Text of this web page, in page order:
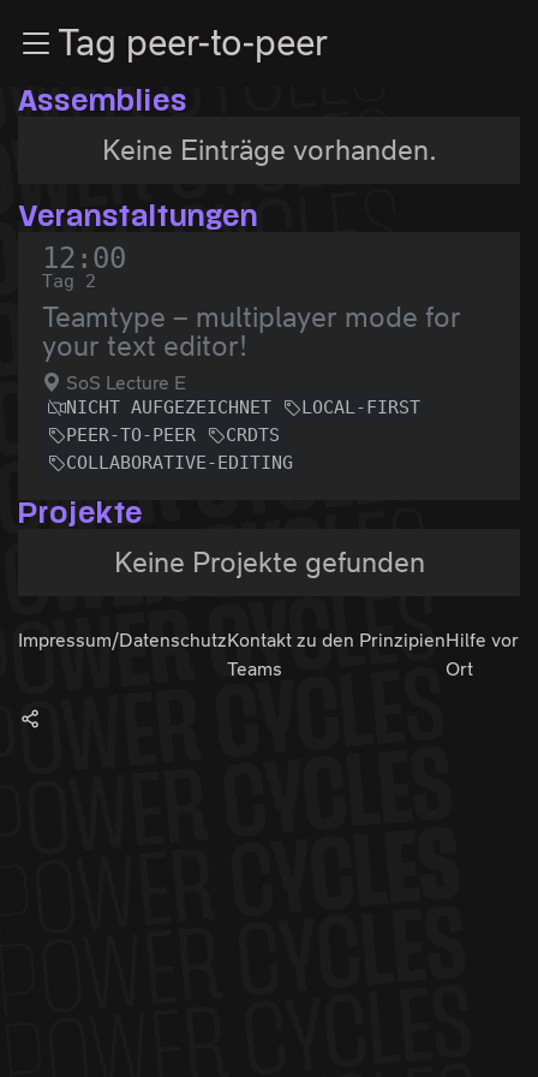
Zum InhaltTag peer-to-peer
Assemblies
Keine Einträge vorhanden.
Veranstaltungen
12:00
Tag 2
Teamtype – multiplayer mode for
your text editor!
SoS Lecture E
NICHT AUFGEZEICHNET
LOCAL-FIRST
PEER-TO-PEER
CRDTS
COLLABORATIVE-EDITING
Projekte
Keine Projekte gefunden
Impressum/DatenschutzKontakt zu den
Teams
PrinzipienHilfe vor
Ort